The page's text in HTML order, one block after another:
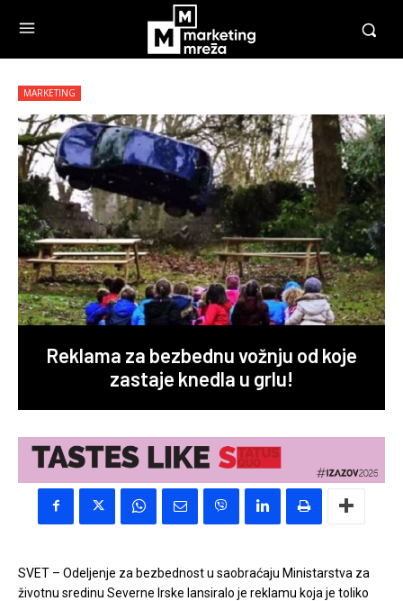
MARKETING
Reklama za bezbednu vožnju od koje
zastaje knedla u grlu!
SVET – Odeljenje za bezbednost u saobraćaju Ministarstva za
životnu sredinu Severne Irske lansiralo je reklamu koja je toliko